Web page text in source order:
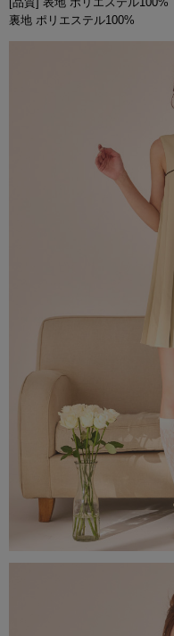
裏地 ポリエステル100%